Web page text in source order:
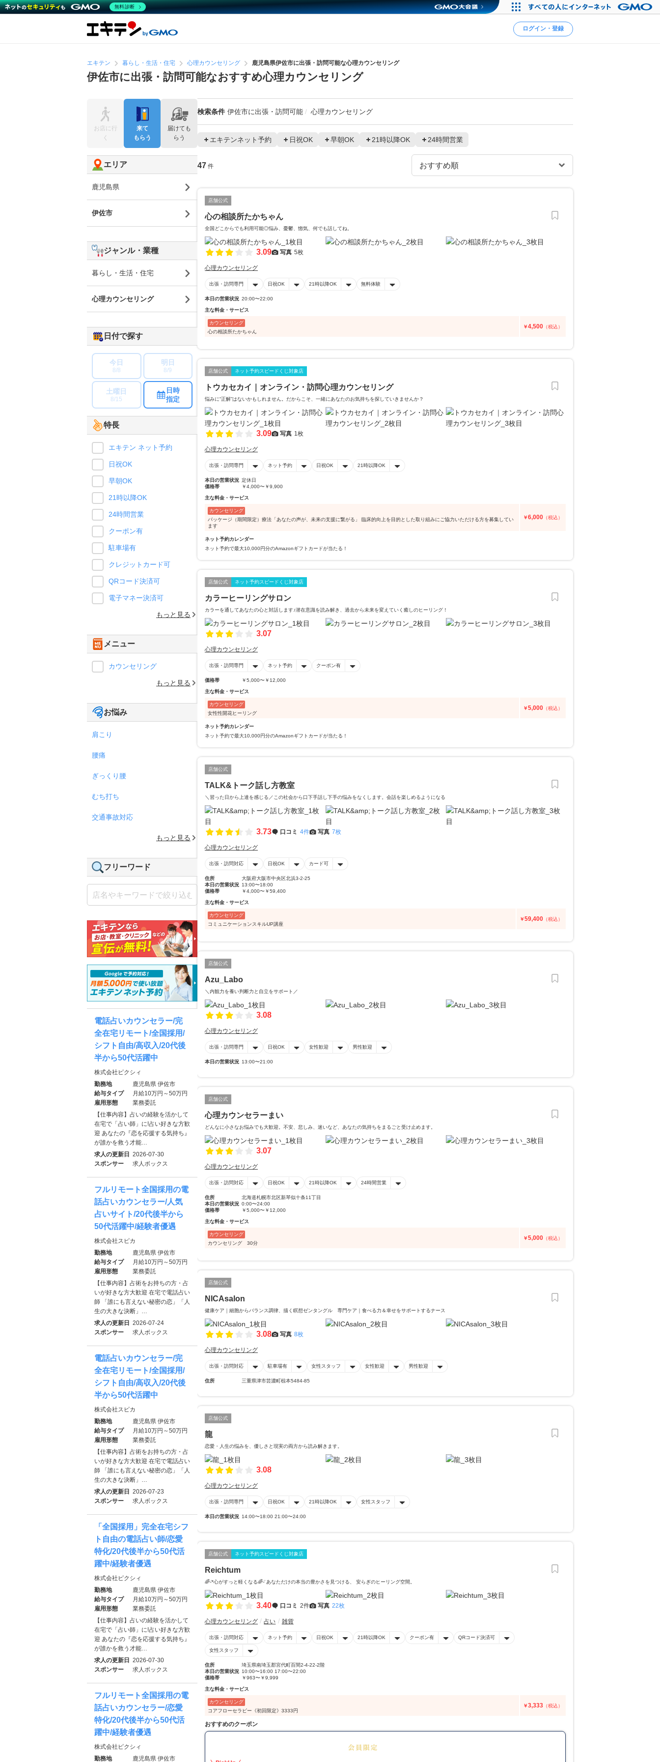
ログイン・登録
エキテン 暮らし・生活・住宅 心理カウンセリング 鹿児島県伊佐市に出張・訪問可能な心理カウンセリング
伊佐市に出張・訪問可能なおすすめ心理カウンセリング
検索条件 伊佐市に出張・訪問可能 心理カウンセリング
エキテンネット予約 日祝OK 早朝OK 21時以降OK 24時間営業
47 件
店舗公式
心の相談所たかちゃん
全国どこからでも利用可能◎悩み、憂鬱、惚気、何でも話してね。
3.09 写真 5枚
心理カウンセリング
出張・訪問専門 日祝OK 21時以降OK 無料体験
本日の営業状況 20:00〜22:00
主な料金・サービス
カウンセリング
心の相談所たかちゃん
￥4,500 （税込）
店舗公式 ネット予約スピードくじ対象店
トウカセカイ｜オンライン・訪問心理カウンセリング
悩みに“正解”はないかもしれません。だからこそ、一緒にあなたのお気持ちを探していきませんか？
3.09 写真 1枚
心理カウンセリング
出張・訪問専門 ネット予約 日祝OK 21時以降OK
本日の営業状況 定休日
価格帯
￥4,000〜￥9,900
主な料金・サービス
カウンセリング
パッケージ（期間限定）療法「あなたの声が、未来の支援に繋がる」 臨床的向上を目的とした取り組みにご協力いただける方を募集してい
ます
￥6,000 （税込）
ネット予約カレンダー
ネット予約で最大10,000円分のAmazonギフトカードが当たる！
店舗公式 ネット予約スピードくじ対象店
カラーヒーリングサロン
カラーを通してあなたの心と対話します♪潜在意識を読み解き、過去から未来を変えていく癒しのヒーリング！
3.07
心理カウンセリング
出張・訪問専門 ネット予約 クーポン有
価格帯 ￥5,000〜￥12,000
主な料金・サービス
カウンセリング
女性性開花ヒーリング
￥5,000 （税込）
ネット予約カレンダー
ネット予約で最大10,000円分のAmazonギフトカードが当たる！
店舗公式
TALK&トーク話し方教室
＼習った日から上達を感じる／この社会から口下手話し下手の悩みをなくします。会話を楽しめるようになる
3.73 口コミ 4件 写真 7枚
心理カウンセリング
出張・訪問対応 日祝OK カード可
住所
大阪府大阪市中央区北浜3-2-25
本日の営業状況 13:00〜18:00
価格帯
￥4,000〜￥59,400
主な料金・サービス
カウンセリング
コミュニケーションスキルUP講座
￥59,400 （税込）
店舗公式
Azu_Labo
＼内観力を養い判断力と自立をサポート／
3.08
心理カウンセリング
出張・訪問専門 日祝OK 女性歓迎 男性歓迎
本日の営業状況 13:00〜21:00
店舗公式
心理カウンセラーまい
どんなに小さなお悩みでも大歓迎。不安、悲しみ、迷いなど、あなたの気持ちをまるごと受け止めます。
3.07
心理カウンセリング
出張・訪問対応 日祝OK 21時以降OK 24時間営業
住所
北海道札幌市北区新琴似十条11丁目
本日の営業状況 0:00〜24:00
価格帯
￥5,000〜￥12,000
主な料金・サービス
カウンセリング
カウンセリング 30分
￥5,000 （税込）
店舗公式
NICAsalon
健康ケア｜細胞からバランス調律、描く瞑想ゼンタングル 専門ケア｜食べる力＆幸せをサポートするナース
3.08 写真 8枚
心理カウンセリング
出張・訪問対応 駐車場有 女性スタッフ 女性歓迎 男性歓迎
住所 三重県津市芸濃町椋本5484-85
店舗公式
龍
恋愛・人生の悩みを、優しさと現実の両方から読み解きます。
3.08
心理カウンセリング
出張・訪問専門 日祝OK 21時以降OK 女性スタッフ
本日の営業状況 14:00〜18:00 21:00〜24:00
店舗公式 ネット予約スピードくじ対象店
Reichtum
🌈ᵕ̈*心がすっと軽くなる🌈ᵕ̈ あなただけの本当の豊かさを見つける、 安らぎのヒーリング空間。
3.40 口コミ 2件 写真 22枚
心理カウンセリング 占い 雑貨
出張・訪問対応 ネット予約 日祝OK 21時以降OK クーポン有 QRコード決済可
女性スタッフ
住所
埼玉県南埼玉郡宮代町百間2-4-22-2階
本日の営業状況 10:00〜16:00 17:00〜22:00
価格帯
￥963〜￥9,999
主な料金・サービス
カウンセリング
コアフローセラピー《初回限定》3333円
￥3,333 （税込）
おすすめのクーポン
50
お店に行
く
来て
もらう
届けても
らう
エリア
鹿児島県
伊佐市
ジャンル・業種
暮らし・生活・住宅
心理カウンセリング
日付で探す
今日
8/8
明日
8/9
土曜日
8/15
日時
指定
特長
エキテン ネット予約
日祝OK
早朝OK
21時以降OK
24時間営業
クーポン有
駐車場有
クレジットカード可
QRコード決済可
電子マネー決済可
もっと見る
メニュー
カウンセリング
もっと見る
お悩み
肩こり
腰痛
ぎっくり腰
むち打ち
交通事故対応
もっと見る
フリーワード
電話占いカウンセラー/完
全在宅リモート/全国採用/
シフト自由/高収入/20代後
半から50代活躍中
株式会社ピクシィ
勤務地
鹿児島県 伊佐市
給与タイプ
月給10万円～50万円
雇用形態
業務委託
【仕事内容】占いの経験を活かして
在宅で「占い師」に!占い好きな方歓
迎 あなたの『恋を応援する気持ち』
が誰かを救う才能…
求人の更新日
2026-07-30
スポンサー
求人ボックス
フルリモート全国採用の電
話占いカウンセラー/人気
占いサイト/20代後半から
50代活躍中/経験者優遇
株式会社スピカ
勤務地
鹿児島県 伊佐市
給与タイプ
月給10万円～50万円
雇用形態
業務委託
【仕事内容】占術をお持ちの方・占
いが好きな方大歓迎 在宅で電話占い
師 「誰にも言えない秘密の恋」「人
生の大きな決断」…
求人の更新日
2026-07-24
スポンサー
求人ボックス
電話占いカウンセラー/完
全在宅リモート/全国採用/
シフト自由/高収入/20代後
半から50代活躍中
株式会社スピカ
勤務地
鹿児島県 伊佐市
給与タイプ
月給10万円～50万円
雇用形態
業務委託
【仕事内容】占術をお持ちの方・占
いが好きな方大歓迎 在宅で電話占い
師 「誰にも言えない秘密の恋」「人
生の大きな決断」…
求人の更新日
2026-07-23
スポンサー
求人ボックス
「全国採用」完全在宅シフ
ト自由の電話占い師/恋愛
特化/20代後半から50代活
躍中/経験者優遇
株式会社ピクシィ
勤務地
鹿児島県 伊佐市
給与タイプ
月給10万円～50万円
雇用形態
業務委託
【仕事内容】占いの経験を活かして
在宅で「占い師」に!占い好きな方歓
迎 あなたの『恋を応援する気持ち』
が誰かを救う才能…
求人の更新日
2026-07-30
スポンサー
求人ボックス
フルリモート全国採用の電
話占いカウンセラー/恋愛
特化/20代後半から50代活
躍中/経験者優遇
株式会社ピクシィ
勤務地
鹿児島県 伊佐市
無料診断